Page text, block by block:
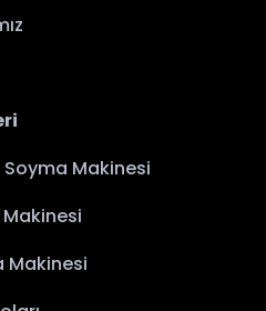
Makinesi
Makinesi